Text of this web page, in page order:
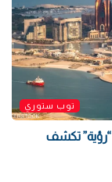
توب ستوري
تكشف